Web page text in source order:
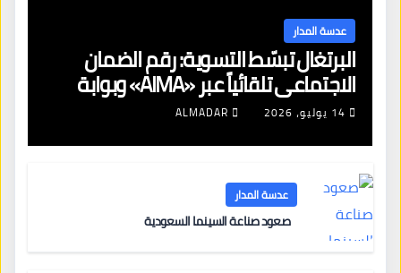
عدسة المدار
البرتغال تبسّط التسوية: رقم الضمان
الاجتماعي تلقائياً عبر «AIMA» وبوابة
جديدة لتجديد الإقامات
14 يوليو، 2026 ALMADAR
عدسة المدار
صعود صناعة السينما السعودية